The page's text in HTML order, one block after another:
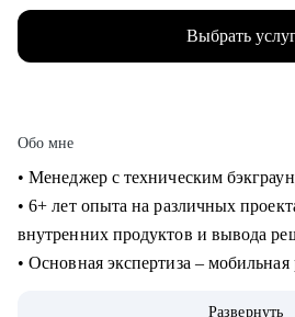
Выбрать
Обо мне
• Менеджер с техническим
• 6+ лет опыта на различных
внутренних продуктов и вывода
• Основная экспертиза – мобильная
Развернуть